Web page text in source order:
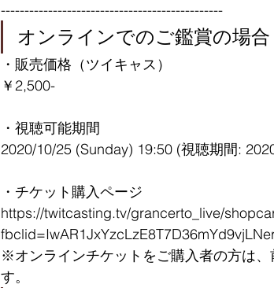
-----------------------------------------------
オンラインでのご鑑賞の場合
・販売価格（ツイキャス）
￥2,500-
・視聴可能期間
2020/10/25 (Sunday) 19:50 (視聴期間:
・チケット購入ページ
https://twitcasting.tv/grancerto_live/
※オンラインチケットをご購入者の方は
す。